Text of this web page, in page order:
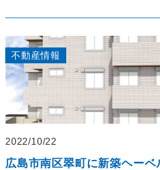
不動産情報
2022/10/22